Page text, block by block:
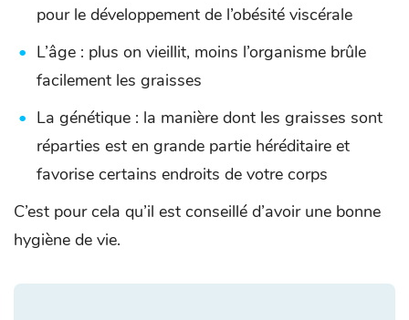
pour le développement de l’obésité viscérale
L’âge : plus on vieillit, moins l’organisme brûle
facilement les graisses
La génétique : la manière dont les graisses sont
réparties est en grande partie héréditaire et
favorise certains endroits de votre corps
C’est pour cela qu’il est conseillé d’avoir une bonne
hygiène de vie.